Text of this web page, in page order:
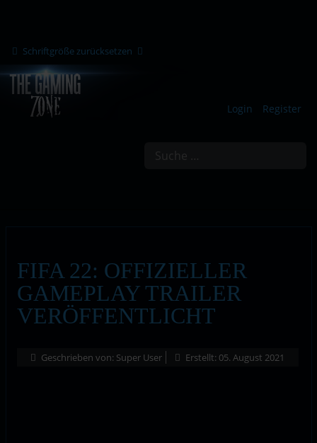
Schriftgröße zurücksetzen
Login Register
FIFA 22: OFFIZIELLER
GAMEPLAY TRAILER
VERÖFFENTLICHT
Geschrieben von: Super User Erstellt: 05. August 2021